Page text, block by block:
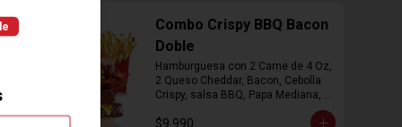
Combo Crispy BBQ Bacon
Doble
Hamburguesa con 2 Carne de 4 Oz,
2 Queso Cheddar, Bacon, Cebolla
Crispy, salsa BBQ, Papa Mediana,
$9.990